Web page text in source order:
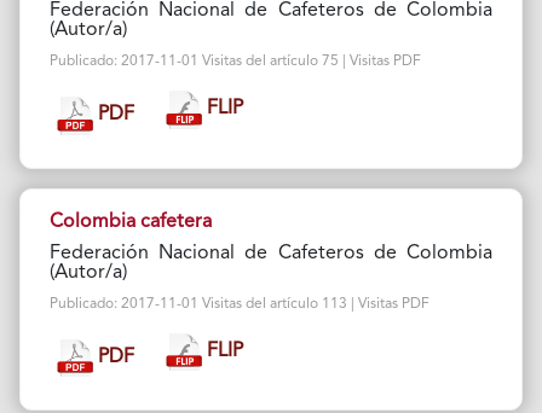
Federación Nacional de Cafeteros de Colombia
(Autor/a)
Publicado: 2017-11-01 Visitas del artículo 75 | Visitas PDF
PDF FLIP
Colombia cafetera
Federación Nacional de Cafeteros de Colombia
(Autor/a)
Publicado: 2017-11-01 Visitas del artículo 113 | Visitas PDF
PDF FLIP